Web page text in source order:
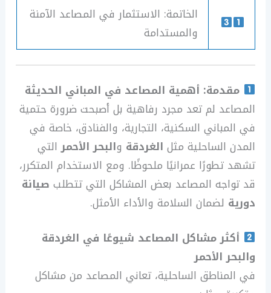
الخاتمة: الاستثمار في المصاعد الآمنة
والمستدامة
مقدمة: أهمية المصاعد في المباني الحديثة
المصاعد لم تعد مجرد رفاهية بل أصبحت ضرورة حتمية
في المباني السكنية، التجارية، والفنادق، خاصة في
المدن الساحلية مثل الغردقة والبحر الأحمرالتي
تشهد تطورًا عمرانيًا ملحوظًا. ومع الاستخدام المتكرر،
قد تواجه المصاعد بعض المشاكل التي تتطلب صيانة
دورية لضمان السلامة والأداء الأمثل.
أكثر مشاكل المصاعد شيوعًا في الغردقة
والبحر الأحمر
في المناطق الساحلية، تعاني المصاعد من مشاكل